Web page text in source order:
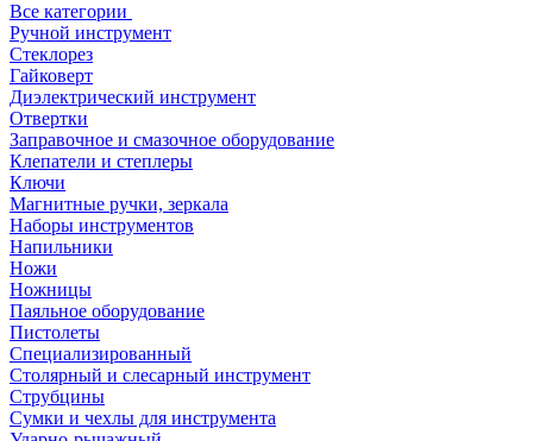
Все категории
Ручной инструмент
Стеклорез
Гайковерт
Диэлектрический инструмент
Отвертки
Заправочное и смазочное оборудование
Клепатели и степлеры
Ключи
Магнитные ручки, зеркала
Наборы инструментов
Напильники
Ножи
Ножницы
Паяльное оборудование
Пистолеты
Специализированный
Столярный и слесарный инструмент
Струбцины
Сумки и чехлы для инструмента